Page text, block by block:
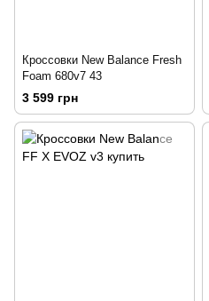
Кроссовки New Balance Fresh
Foam 680v7 43
3 599 грн